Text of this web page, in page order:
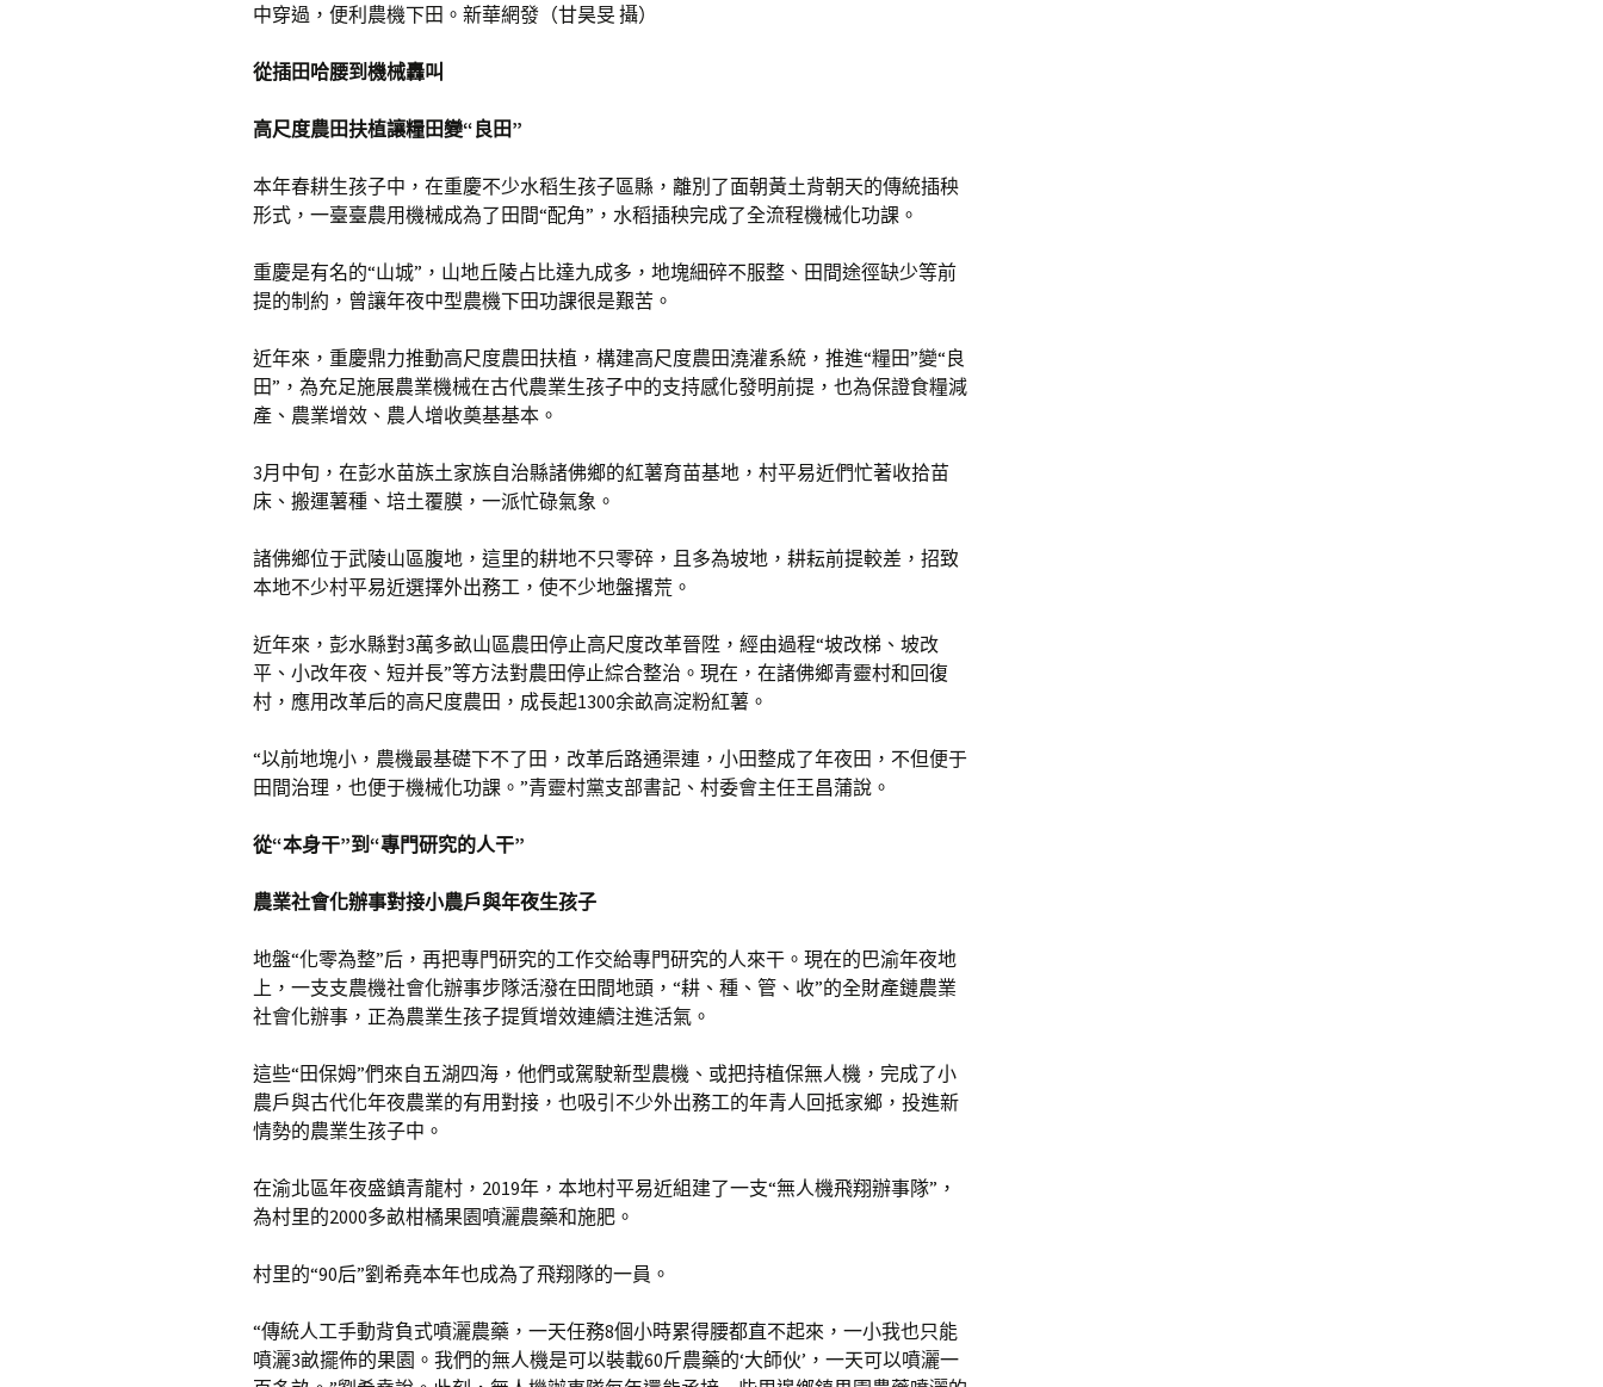
中穿過，便利農機下田。新華網發（甘昊旻 攝）
從插田哈腰到機械轟叫
高尺度農田扶植讓糧田變“良田”
本年春耕生孩子中，在重慶不少水稻生孩子區縣，離別了面朝黃土背朝天的傳統插秧
形式，一臺臺農用機械成為了田間“配角”，水稻插秧完成了全流程機械化功課。
重慶是有名的“山城”，山地丘陵占比達九成多，地塊細碎不服整、田間途徑缺少等前
提的制約，曾讓年夜中型農機下田功課很是艱苦。
近年來，重慶鼎力推動高尺度農田扶植，構建高尺度農田澆灌系統，推進“糧田”變“良
田”，為充足施展農業機械在古代農業生孩子中的支持感化發明前提，也為保證食糧減
產、農業增效、農人增收奠基基本。
3月中旬，在彭水苗族土家族自治縣諸佛鄉的紅薯育苗基地，村平易近們忙著收拾苗
床、搬運薯種、培土覆膜，一派忙碌氣象。
諸佛鄉位于武陵山區腹地，這里的耕地不只零碎，且多為坡地，耕耘前提較差，招致
本地不少村平易近選擇外出務工，使不少地盤撂荒。
近年來，彭水縣對3萬多畝山區農田停止高尺度改革晉陞，經由過程“坡改梯、坡改
平、小改年夜、短并長”等方法對農田停止綜合整治。現在，在諸佛鄉青靈村和回復
村，應用改革后的高尺度農田，成長起1300余畝高淀粉紅薯。
“以前地塊小，農機最基礎下不了田，改革后路通渠連，小田整成了年夜田，不但便于
田間治理，也便于機械化功課。”青靈村黨支部書記、村委會主任王昌蒲說。
從“本身干”到“專門研究的人干”
農業社會化辦事對接小農戶與年夜生孩子
地盤“化零為整”后，再把專門研究的工作交給專門研究的人來干。現在的巴渝年夜地
上，一支支農機社會化辦事步隊活潑在田間地頭，“耕、種、管、收”的全財產鏈農業
社會化辦事，正為農業生孩子提質增效連續注進活氣。
這些“田保姆”們來自五湖四海，他們或駕駛新型農機、或把持植保無人機，完成了小
農戶與古代化年夜農業的有用對接，也吸引不少外出務工的年青人回抵家鄉，投進新
情勢的農業生孩子中。
在渝北區年夜盛鎮青龍村，2019年，本地村平易近組建了一支“無人機飛翔辦事隊”，
為村里的2000多畝柑橘果園噴灑農藥和施肥。
村里的“90后”劉希堯本年也成為了飛翔隊的一員。
“傳統人工手動背負式噴灑農藥，一天任務8個小時累得腰都直不起來，一小我也只能
噴灑3畝擺佈的果園。我們的無人機是可以裝載60斤農藥的‘大師伙’，一天可以噴灑一